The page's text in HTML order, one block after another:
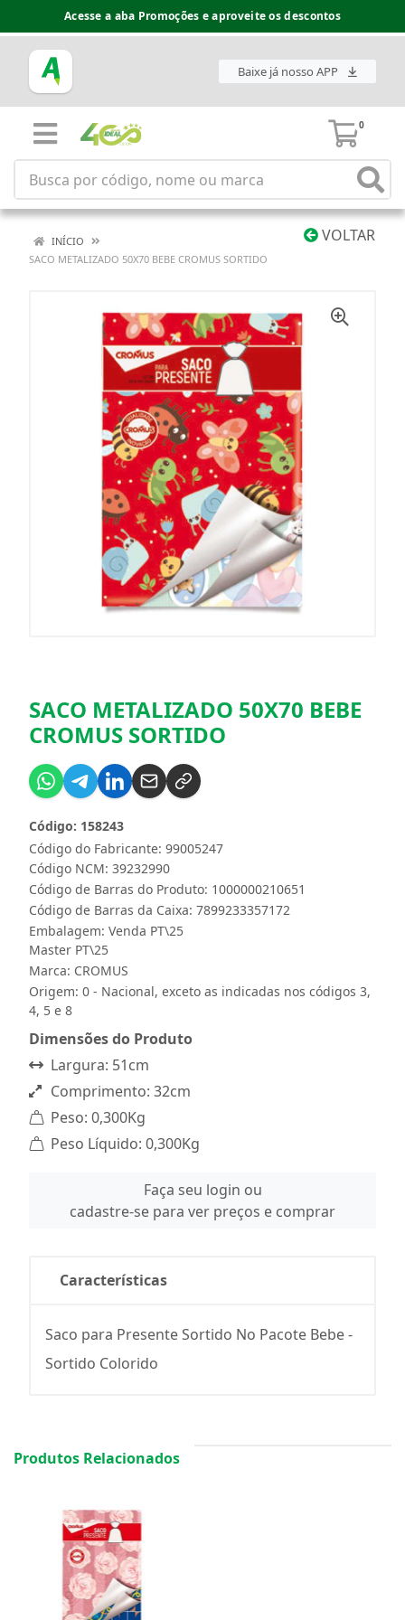
Acesse a aba Promoções e aproveite os descontos
Baixe já nosso APP
0
VOLTAR
INÍCIO
SACO METALIZADO 50X70 BEBE CROMUS SORTIDO
SACO METALIZADO 50X70 BEBE
CROMUS SORTIDO
Código do Fabricante: 99005247
Código: 158243
Código NCM: 39232990
Código de Barras do Produto: 1000000210651
Código de Barras da Caixa: 7899233357172
Embalagem: Venda PT\25
Master PT\25
Marca: CROMUS
Origem: 0 - Nacional, exceto as indicadas nos códigos 3,
4, 5 e 8
Dimensões do Produto
Largura: 51cm
Comprimento: 32cm
Peso: 0,300Kg
Peso Líquido: 0,300Kg
Faça seu login ou
cadastre-se para ver preços e comprar
Características
Saco para Presente Sortido No Pacote Bebe -
Sortido Colorido
Produtos Relacionados